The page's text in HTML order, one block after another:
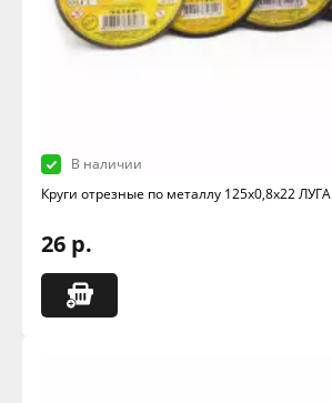
В наличии
Круги отрезные по металлу 125х0,8х22 ЛУГА
26 р.